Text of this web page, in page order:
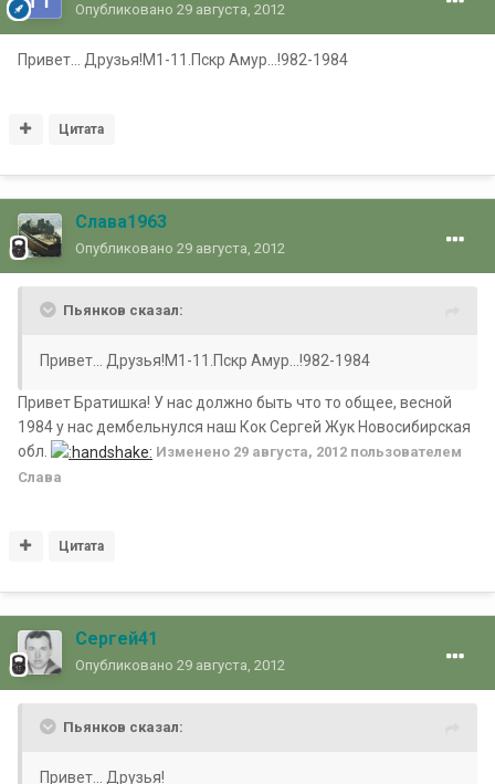
Опубликовано 29 августа, 2012
Привет... Друзья!М1-11.Пскр Амур...!982-1984
Цитата
Слава1963
Опубликовано 29 августа, 2012
Пьянков сказал:
Привет... Друзья!М1-11.Пскр Амур...!982-1984
Привет Братишка! У нас должно быть что то общее, весной
1984 у нас дембельнулся наш Кок Сергей Жук Новосибирская
обл.
Изменено 29 августа, 2012 пользователем
Славa
Цитата
Сергей41
Опубликовано 29 августа, 2012
Пьянков сказал:
Привет... Друзья!